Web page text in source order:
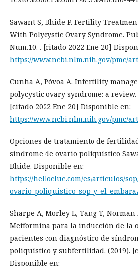
Sawant S, Bhide P. Fertility
With Polycystic Ovary Syndrome.
Num.10. . [citado 2022 Ene 20]
https://www.ncbi.nlm.nih.gov/pmc/
Cunha A, Póvoa A. Infertility
polycystic ovary syndrome: a review.
[citado 2022 Ene 20] Disponible en:
https://www.ncbi.nlm.nih.gov/pmc/
Opciones de tratamiento de
síndrome de ovario poliquístico
Bhide. Disponible en:
https://helloclue.com/es/articulos/
ovario-poliquistico-sop-y-el-
Sharpe A, Morley L, Tang T, Norman
Metformina para la inducción de la
pacientes con diagnóstico de
poliquístico y subfertilidad. (2019).
Disponible en: